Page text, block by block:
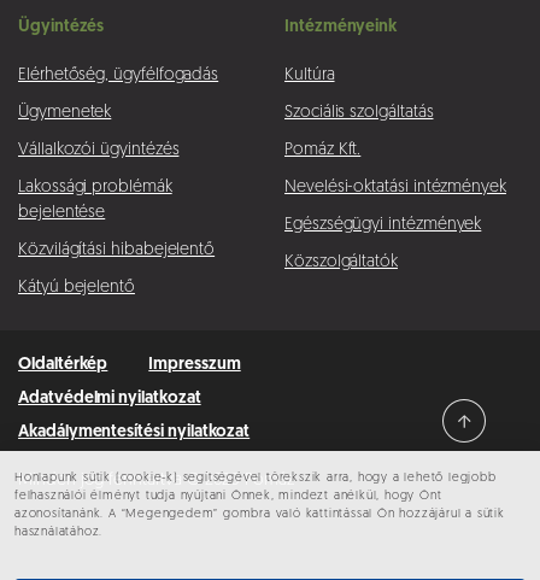
Honlapunk sütik (cookie-k) segítségével törekszik arra, hogy a lehető legjobb
felhasználói élményt tudja nyújtani Önnek, mindezt anélkül, hogy Önt
azonosítanánk. A “Megengedem” gombra való kattintással Ön hozzájárul a sütik
használatához.
Ügyintézés
Elérhetőség, ügyfélfogadás
Ügymenetek
Vállalkozói ügyintézés
Lakossági problémák
bejelentése
Közvilágítási hibabejelentő
Kátyú bejelentő
Intézményeink
Kultúra
Szociális szolgáltatás
Pomáz Kft.
Nevelési-oktatási intézmények
Egészségügyi intézmények
Közszolgáltatók
Oldaltérkép
Impresszum
Adatvédelmi nyilatkozat
Akadálymentesítési nyilatkozat
Minden jog fenntartva © 2026 Pomáz